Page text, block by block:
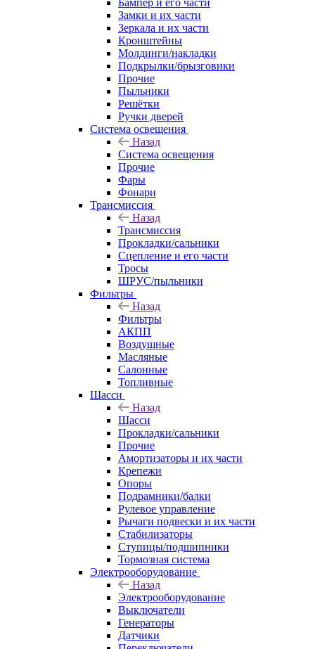
Бампер и его части
Замки и их части
Зеркала и их части
Кронштейны
Молдинги/накладки
Подкрылки/брызговики
Прочие
Пыльники
Решётки
Ручки дверей
Система освещения
Назад
Система освещения
Прочие
Фары
Фонари
Трансмиссия
Назад
Трансмиссия
Прокладки/сальники
Сцепление и его части
Тросы
ШРУС/пыльники
Фильтры
Назад
Фильтры
АКПП
Воздушные
Масляные
Салонные
Топливные
Шасси
Назад
Шасси
Прокладки/сальники
Прочие
Амортизаторы и их части
Крепежи
Опоры
Подрамники/балки
Рулевое управление
Рычаги подвески и их части
Стабилизаторы
Ступицы/подшипники
Тормозная система
Электрооборудование
Назад
Электрооборудование
Выключатели
Генераторы
Датчики